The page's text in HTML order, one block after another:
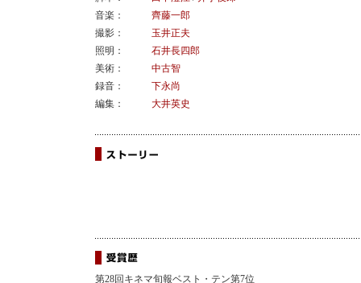
音楽：
齊藤一郎
撮影：
玉井正夫
照明：
石井長四郎
美術：
中古智
録音：
下永尚
編集：
大井英史
第28回キネマ旬報ベスト・テン第7位